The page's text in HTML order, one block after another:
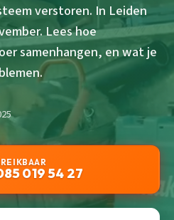
verstoren. In Leiden
Lees hoe
samenhangen, en wat je
019 54 27